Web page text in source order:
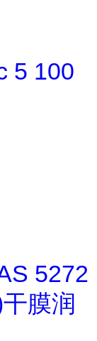
5 100
5272
膜润